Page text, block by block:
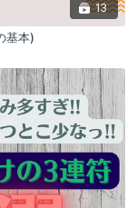
13
基本)